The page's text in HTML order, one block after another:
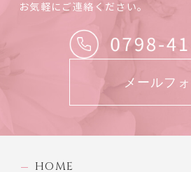
お気軽にご連絡ください。
メールフ
HOME